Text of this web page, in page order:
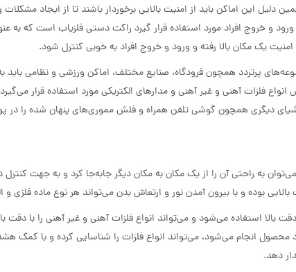
این اماکن باید از امنیت بالایی برخوردار باشند تا از ایجاد مشکلات
و خروج افراد مورد استفاده قرار گیرد راکت دستی فلزیاب است که به
یک مکان بالا رفته و ورود و خروج افراد به خوبی کنترل شود.
پرتردد همچون فرودگاه، صنایع مختلف، اماکن ورزشی و نظامی ‌باید
فلزات آهنی و غیر آهنی و مدارهای الکتریکی مورد استفاده قرار
دیگری همچون گوشی تلفن همراه و فلش مموری‌های پنهان شده را در
به راحتی آن را از یک مکان به مکان دیگر جابه‌جا کرد و به جهت کنترل
بوده و با بیرون آمدن نور و ارتعاش بدن می‌تواند هر نوع ماده فلزی
بالا استفاده می‌شود و می‌تواند انواع فلزات آهنی و غیر آهنی را با دقت
انجام می‌شود، می‌تواند انواع فلزات را شناسایی کرده و با کمک
دهد.